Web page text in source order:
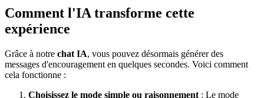
Comment l'IA transforme cette
expérience
Grâce à notre chat IA, vous pouvez désormais générer des
messages d'encouragement en quelques secondes. Voici comment
cela fonctionne :
Choisissez le mode simple ou raisonnement : Le mode